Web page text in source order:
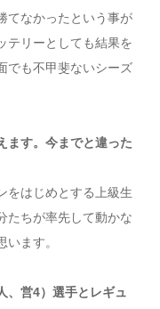
てなかったという事が
テリーとしても結果を
でも不甲斐ないシーズ
ます。今までと違った
をはじめとする上級生
たちが率先して動かな
ます。
、営4）選手とレギュ